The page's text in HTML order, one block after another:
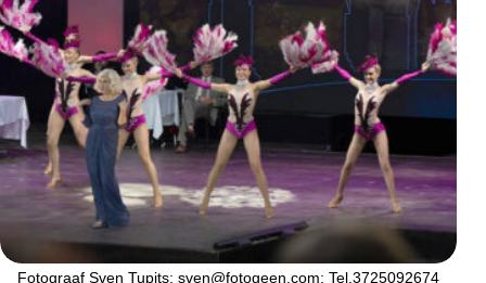
Fotograaf Sven Tupits; sven@fotogeen.com; Tel.3725092674